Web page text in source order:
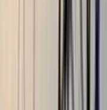
হারল